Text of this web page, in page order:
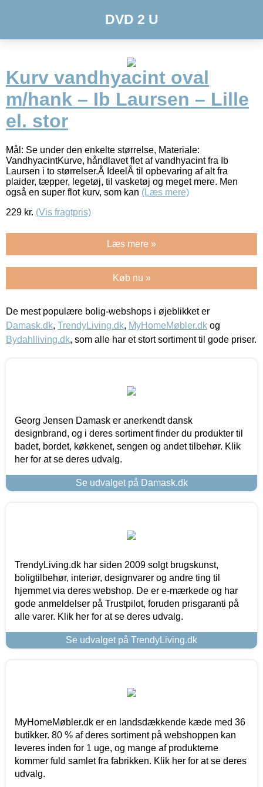
DVD 2 U
Kurv vandhyacint oval
m/hank – Ib Laursen – Lille
el. stor
Mål: Se under den enkelte størrelse, Materiale:
VandhyacintKurve, håndlavet flet af vandhyacint fra Ib
Laursen i to størrelser.Â IdeelÂ til opbevaring af alt fra
plaider, tæpper, legetøj, til vasketøj og meget mere. Men
også en super flot kurv, som kan (Læs mere)
229 kr. (Vis fragtpris)
Læs mere »
Køb nu »
De mest populære bolig-webshops i øjeblikket er
Damask.dk, TrendyLiving.dk, MyHomeMøbler.dk og
Bydahlliving.dk, som alle har et stort sortiment til gode priser.
Georg Jensen Damask er anerkendt dansk
designbrand, og i deres sortiment finder du produkter til
badet, bordet, køkkenet, sengen og andet tilbehør. Klik
her for at se deres udvalg.
Se udvalget på Damask.dk
TrendyLiving.dk har siden 2009 solgt brugskunst,
boligtilbehør, interiør, designvarer og andre ting til
hjemmet via deres webshop. De er e-mærkede og har
gode anmeldelser på Trustpilot, foruden prisgaranti på
alle varer. Klik her for at se deres udvalg.
Se udvalget på TrendyLiving.dk
MyHomeMøbler.dk er en landsdækkende kæde med 36
butikker. 80 % af deres sortiment på webshoppen kan
leveres inden for 1 uge, og mange af produkterne
kommer fuld samlet fra fabrikken. Klik her for at se deres
udvalg.